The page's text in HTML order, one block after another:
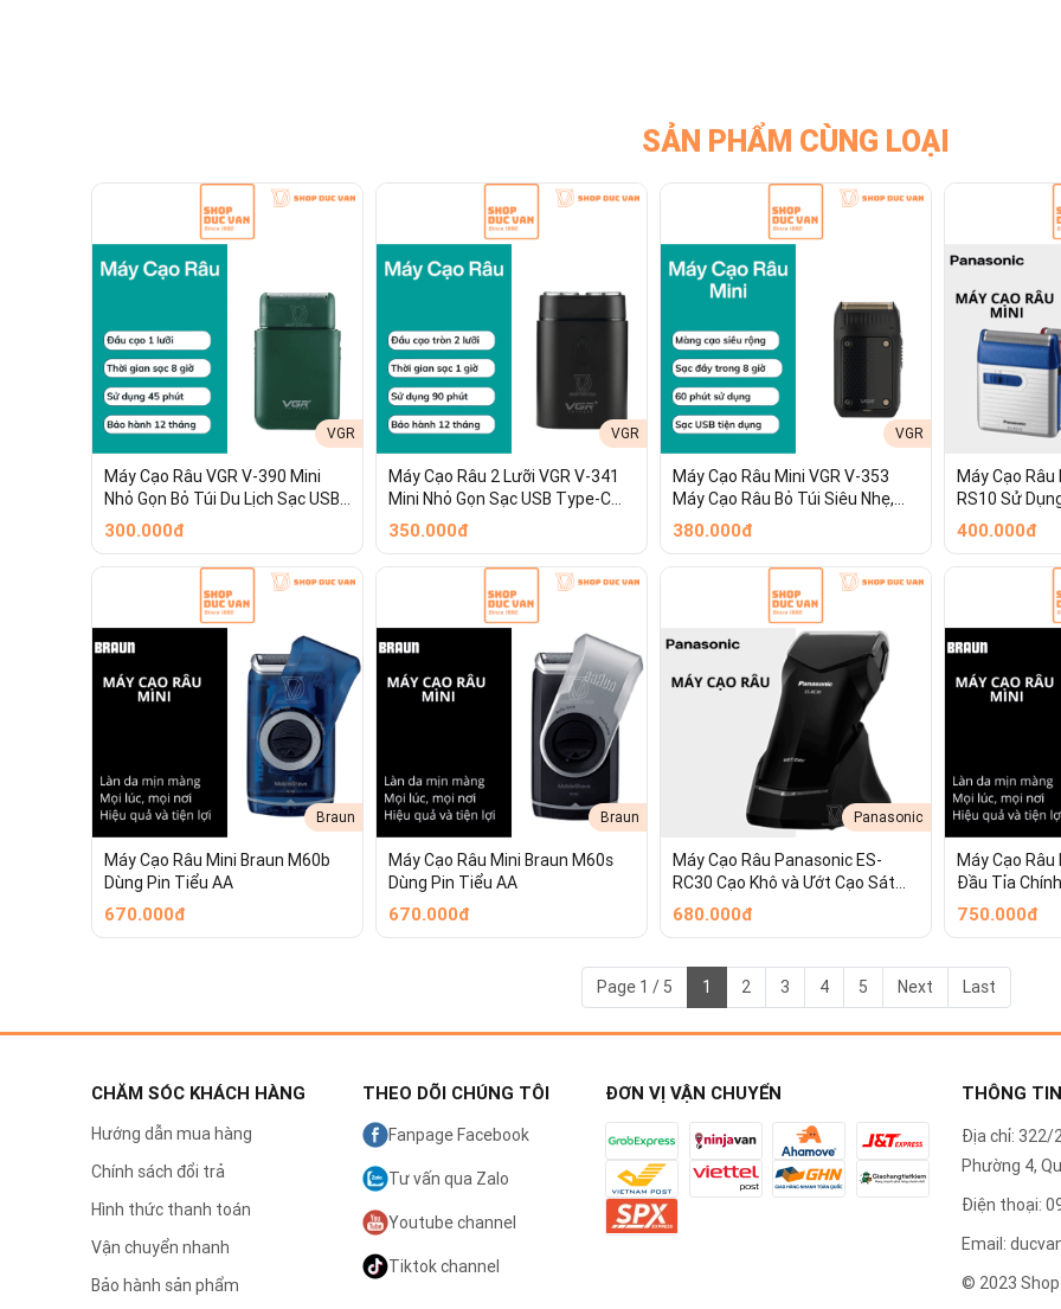
SẢN PHẨM CÙNG LOẠI
VGR
Máy Cạo Râu VGR V-390 Mini
Nhỏ Gọn Bỏ Túi Du Lịch Sạc USB
Type-C Dành Cho Nam Và Nữ
300.000đ
VGR
Máy Cạo Râu 2 Lưỡi VGR V-341
Mini Nhỏ Gọn Sạc USB Type-C
Dành Cho Nam Và Nữ Thuận
Đức Vân ]
350.000đ
VGR
Máy Cạo Râu Mini VGR V-353
Máy Cạo Râu Bỏ Túi Siêu Nhẹ,
Sạc USB Type-C, Tích Hợp Đầu
380.000đ
Máy Cạo
RS10 Sử
Nội Địa Nhật
400.000đ
Braun
Máy Cạo Râu Mini Braun M60b
Dùng Pin Tiểu AA
670.000đ
Braun
Máy Cạo Râu Mini Braun M60s
Dùng Pin Tiểu AA
670.000đ
Panasonic
Máy Cạo Râu Panasonic ES-
RC30 Cạo Khô và Ướt Cạo Sát
Động Cơ Khỏe Tiện Lợi Sang
680.000đ
Máy Cạo
Đầu Tỉa
AA
750.000đ
Page 1 / 5 1 2 3 4 5 Next Last
CHĂM SÓC KHÁCH HÀNG
Hướng dẫn mua hàng
Chính sách đổi trả
Hình thức thanh toán
Vận chuyển nhanh
Bảo hành sản phẩm
THEO DÕI CHÚNG TÔI
Fanpage Facebook
Tư vấn qua Zalo
Youtube channel
Tiktok channel
ĐƠN VỊ VẬN CHUYỂN THÔNG
Địa chỉ: 322/
Phường 4,
Điện thoại:
Email:
© 2023